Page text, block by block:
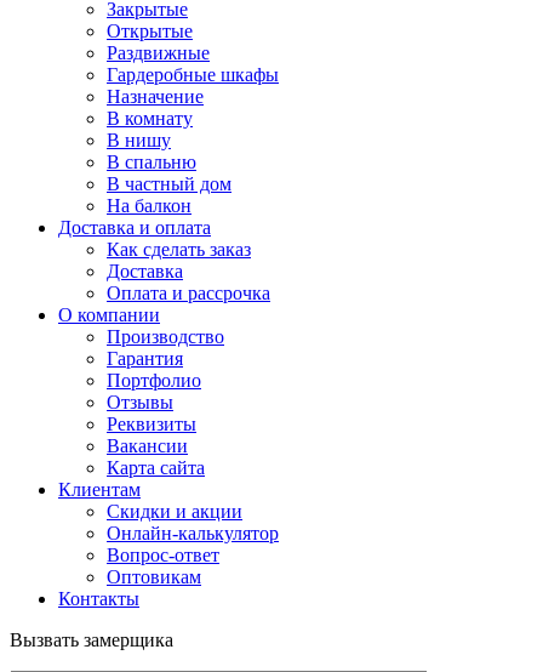
Закрытые
Открытые
Раздвижные
Гардеробные шкафы
Назначение
В комнату
В нишу
В спальню
В частный дом
На балкон
Доставка и оплата
Как сделать заказ
Доставка
Оплата и рассрочка
О компании
Производство
Гарантия
Портфолио
Отзывы
Реквизиты
Вакансии
Карта сайта
Клиентам
Скидки и акции
Онлайн-калькулятор
Вопрос-ответ
Оптовикам
Контакты
Вызвать замерщика